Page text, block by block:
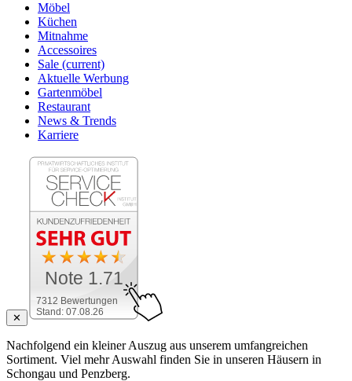
Möbel
Küchen
Mitnahme
Accessoires
Sale (current)
Aktuelle Werbung
Gartenmöbel
Restaurant
News & Trends
Karriere
✕
7312 Bewertungen
Stand: 07.08.26
Note 1.71
Nachfolgend ein kleiner Auszug aus unserem umfangreichen
Sortiment. Viel mehr Auswahl finden Sie in unseren Häusern in
Schongau und Penzberg.